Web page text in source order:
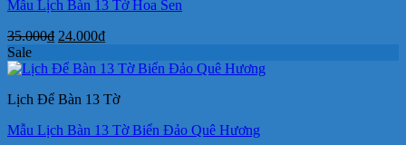
Mẫu Lịch Bàn 13 Tờ Hoa Sen
35.000₫ Giá
là:
24.000₫Giá
tại
24.000₫.
Sale
Lịch Để Bàn 13 Tờ
Mẫu Lịch Bàn 13 Tờ Biển Đảo Quê Hương